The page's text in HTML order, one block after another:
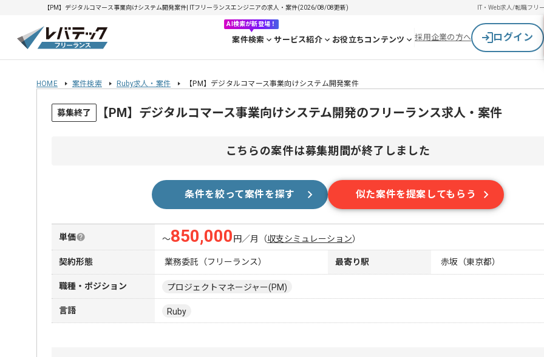
【PM】デジタルコマース事業向けシステム開発案件| ITフリーランスエンジニアの求人・案件(2026/08/08更新) IT・Web求人/転職フリ
AI検索が新登場！
案件検索 サービス紹介 お役立ちコンテンツ 採用企業の方へ ログイン
HOME 案件検索 Ruby求人・案件 【PM】デジタルコマース事業向けシステム開発案件
募集終了 【PM】デジタルコマース事業向けシステム開発のフリーランス求人・案件
こちらの案件は募集期間が終了しました
条件を絞って案件を探す 似た案件を提案してもらう
単価 〜850,000 円／月 （収支シミュレーション）
契約形態 業務委託（フリーランス） 最寄り駅 赤坂（東京都）
職種・ポジション プロジェクトマネージャー(PM)
言語 Ruby